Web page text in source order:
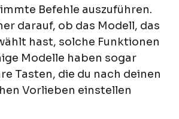
Befehle auszuführen.
darauf, ob das Modell, das
hast, solche Funktionen
Modelle haben sogar
Tasten, die du nach deinen
Vorlieben einstellen